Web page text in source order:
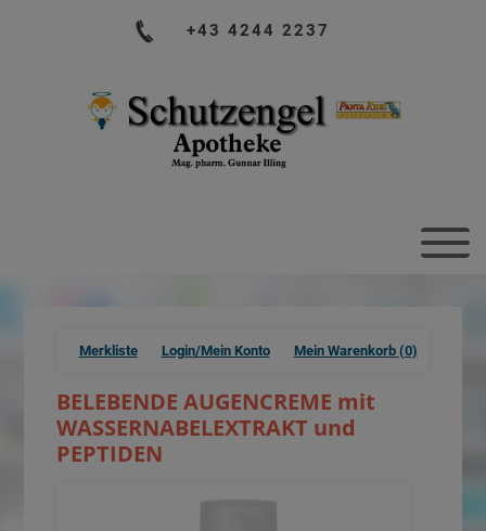
+43 4244 2237
Mein Warenkorb (0)
Login/Mein Konto
Merkliste
BELEBENDE AUGENCREME mit
WASSERNABELEXTRAKT und
PEPTIDEN